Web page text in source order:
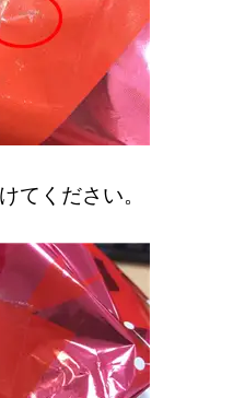
てください。